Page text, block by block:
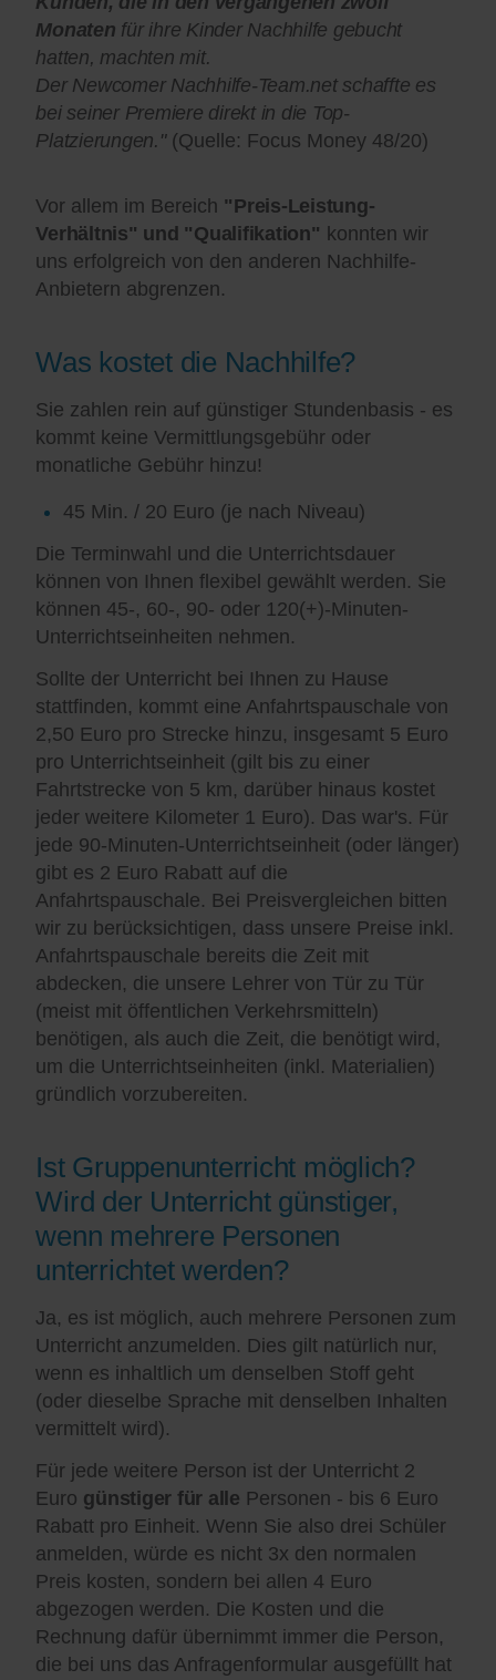
Monaten für ihre Kinder Nachhilfe gebucht
hatten, machten mit.
Der Newcomer Nachhilfe-Team.net schaffte es
bei seiner Premiere direkt in die Top-
Platzierungen."(Quelle: Focus Money 48/20)
Vor allem im Bereich "Preis-Leistung-
Verhältnis" und "Qualifikation" konnten wir
uns erfolgreich von den anderen Nachhilfe-
Anbietern abgrenzen.
Was kostet die Nachhilfe?
Sie zahlen rein auf günstiger Stundenbasis - es
kommt keine Vermittlungsgebühr oder
monatliche Gebühr hinzu!
45 Min. / 20 Euro (je nach Niveau)
Die Terminwahl und die Unterrichtsdauer
können von Ihnen flexibel gewählt werden. Sie
können 45-, 60-, 90- oder 120(+)-Minuten-
Unterrichtseinheiten nehmen.
Sollte der Unterricht bei Ihnen zu Hause
stattfinden, kommt eine Anfahrtspauschale von
2,50 Euro pro Strecke hinzu, insgesamt 5 Euro
pro Unterrichtseinheit (gilt bis zu einer
Fahrtstrecke von 5 km, darüber hinaus kostet
jeder weitere Kilometer 1 Euro). Das war's. Für
jede 90-Minuten-Unterrichtseinheit (oder länger)
gibt es 2 Euro Rabatt auf die
Anfahrtspauschale. Bei Preisvergleichen bitten
wir zu berücksichtigen, dass unsere Preise inkl.
Anfahrtspauschale bereits die Zeit mit
abdecken, die unsere Lehrer von Tür zu Tür
(meist mit öffentlichen Verkehrsmitteln)
benötigen, als auch die Zeit, die benötigt wird,
um die Unterrichtseinheiten (inkl. Materialien)
gründlich vorzubereiten.
Ist Gruppenunterricht möglich?
Wird der Unterricht günstiger,
wenn mehrere Personen
unterrichtet werden?
Ja, es ist möglich, auch mehrere Personen zum
Unterricht anzumelden. Dies gilt natürlich nur,
wenn es inhaltlich um denselben Stoff geht
(oder dieselbe Sprache mit denselben Inhalten
vermittelt wird).
Für jede weitere Person ist der Unterricht 2
Euro günstiger für alle Personen - bis 6 Euro
Rabatt pro Einheit. Wenn Sie also drei Schüler
anmelden, würde es nicht 3x den normalen
Preis kosten, sondern bei allen 4 Euro
abgezogen werden. Die Kosten und die
Rechnung dafür übernimmt immer die Person,
die bei uns das Anfragenformular ausgefüllt hat